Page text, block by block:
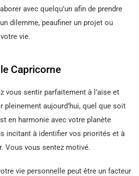
avec quelqu’un afin de prendre
dilemme, peaufiner un projet ou
vie.
Capricorne
vous sentir parfaitement à l’aise et
pleinement aujourd’hui, quel que soit
en harmonie avec votre planète
incitant à identifier vos priorités et à
Vous vous sentez motivé.
vie personnelle peut être un facteur